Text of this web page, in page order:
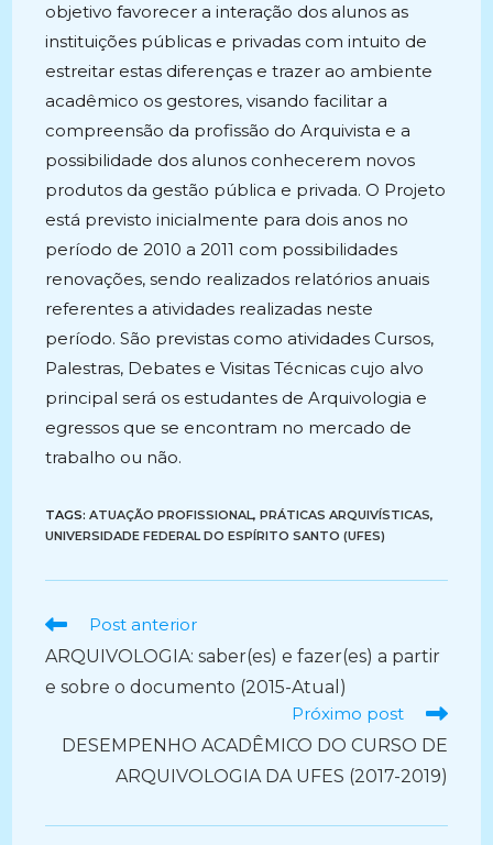
objetivo favorecer a interação dos alunos as
instituições públicas e privadas com intuito de
estreitar estas diferenças e trazer ao ambiente
acadêmico os gestores, visando facilitar a
compreensão da profissão do Arquivista e a
possibilidade dos alunos conhecerem novos
produtos da gestão pública e privada. O Projeto
está previsto inicialmente para dois anos no
período de 2010 a 2011 com possibilidades
renovações, sendo realizados relatórios anuais
referentes a atividades realizadas neste
período. São previstas como atividades Cursos,
Palestras, Debates e Visitas Técnicas cujo alvo
principal será os estudantes de Arquivologia e
egressos que se encontram no mercado de
trabalho ou não.
TAGS:ATUAÇÃO PROFISSIONAL, PRÁTICAS ARQUIVÍSTICAS,
UNIVERSIDADE FEDERAL DO ESPÍRITO SANTO (UFES)
Ler
artigos
Post anterior
ARQUIVOLOGIA: saber(es) e fazer(es) a partir
e sobre o documento (2015-Atual)
Próximo post
DESEMPENHO ACADÊMICO DO CURSO DE
ARQUIVOLOGIA DA UFES (2017-2019)